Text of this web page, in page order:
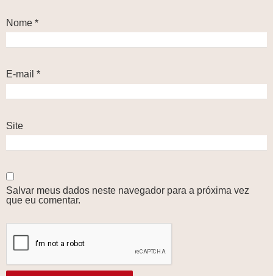
Nome *
E-mail *
Site
Salvar meus dados neste navegador para a próxima vez
que eu comentar.